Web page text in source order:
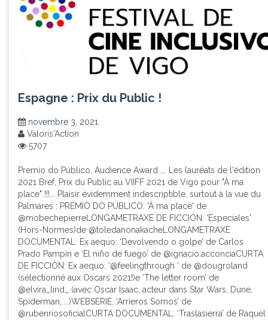
Espagne : Prix du Public !
novembre 3, 2021
Valoris'Action
5707
Premio do Pùblico, Audience Award ,… Les lauréats de l'édition
2021 Bref, Prix du Public au VIIFF 2021 de Vigo pour "À ma
place" !!!... Plaisir évidemment indescriptible, surtout à la vue du
Palmares : PREMIO DO PÚBLICO: 'À ma place' de
@mobechepierreLONGAMETRAXE DE FICCIÓN: ‘Especiales'
(Hors-Normes)de @toledanonakacheLONGAMETRAXE
DOCUMENTAL: Ex aequo: ‘Devolvendo o golpe’ de Carlos
Prado Pampín e ‘El niño de fuego’ de @ignacio.acconciaCURTA
DE FICCIÓN: Ex aequo: ‘@feelingthrough ’ de @dougroland
(sélectionné aux Oscars 2021!)e ‘The letter room’ de
@elvira_lind_ (avec Oscar Isaac, acteur dans Star Wars, Dune,
Spiderman,....)WEBSERIE. ‘Arrieros Somos’ de
@rubenriosoficialCURTA DOCUMENTAL: ‘Traslasierra’ de Raquel